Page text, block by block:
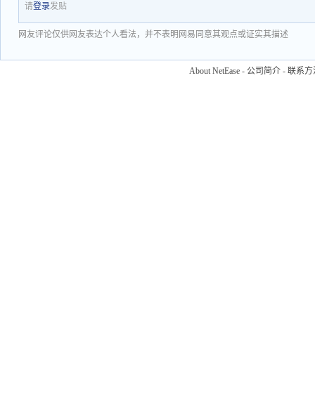
请登录发贴
网友评论仅供网友表达个人看法，并不表明网易同意其观点或证实其描述
About NetEase - 公司简介 - 联系方